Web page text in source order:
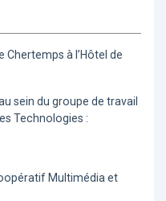
Chertemps à l’Hôtel de
sein du groupe de travail
Technologies :
Multimédia et